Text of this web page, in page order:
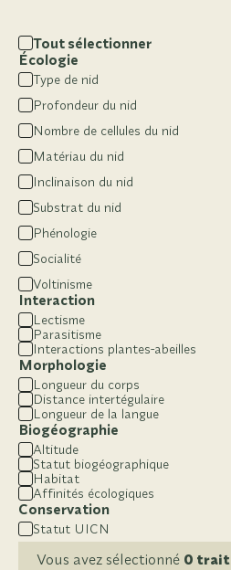
Tout sélectionner
Écologie
Type de nid
Profondeur du nid
Nombre de cellules du nid
Matériau du nid
Inclinaison du nid
Substrat du nid
Phénologie
Socialité
Voltinisme
Interaction
Lectisme
Parasitisme
Interactions plantes-abeilles
Morphologie
Longueur du corps
Distance intertégulaire
Longueur de la langue
Biogéographie
Altitude
Statut biogéographique
Habitat
Affinités écologiques
Conservation
Statut UICN
Vous avez sélectionné 0 trait